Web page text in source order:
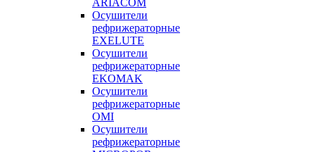
ARIACOM
Осушители
рефрижераторные
EXELUTE
Осушители
рефрижераторные
EKOMAK
Осушители
рефрижераторные
OMI
Осушители
рефрижераторные